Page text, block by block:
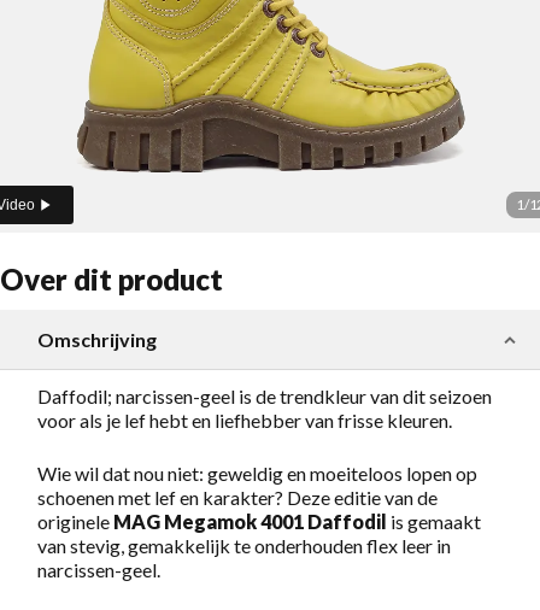
1/
Over dit product
Omschrijving
Daffodil; narcissen-geel is de trendkleur van dit seizoen
voor als je lef hebt en liefhebber van frisse kleuren.
Wie wil dat nou niet: geweldig en moeiteloos lopen op
schoenen met lef en karakter? Deze editie van de
originele MAG Megamok 4001 Daffodil is gemaakt
van stevig, gemakkelijk te onderhouden flex leer in
narcissen-geel.